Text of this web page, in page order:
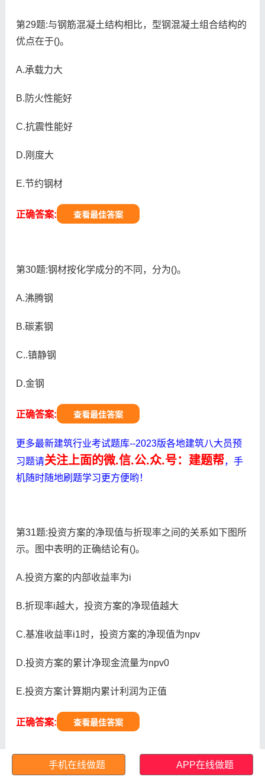
第29题:与钢筋混凝土结构相比，型钢混凝土组合结构的
优点在于()。
A.承载力大
B.防火性能好
C.抗震性能好
D.刚度大
E.节约钢材
正确答案: 查看最佳答案
第30题:钢材按化学成分的不同，分为()。
A.沸腾钢
B.碳素钢
C..镇静钢
D.金钢
正确答案: 查看最佳答案
更多最新建筑行业考试题库--2023版各地建筑八大员预
习题请关注上面的微.信.公.众.号：建题帮，手
机随时随地刷题学习更方便哟！
第31题:投资方案的净现值与折现率之间的关系如下图所
示。图中表明的正确结论有()。
A.投资方案的内部收益率为i
B.折现率i越大，投资方案的净现值越大
C.基准收益率i1时，投资方案的净现值为npv
D.投资方案的累计净现金流量为npv0
E.投资方案计算期内累计利润为正值
正确答案: 查看最佳答案
第32题:劳务分包队伍进场前劳务员应检查队伍内人员的
手机在线做题 APP在线做题